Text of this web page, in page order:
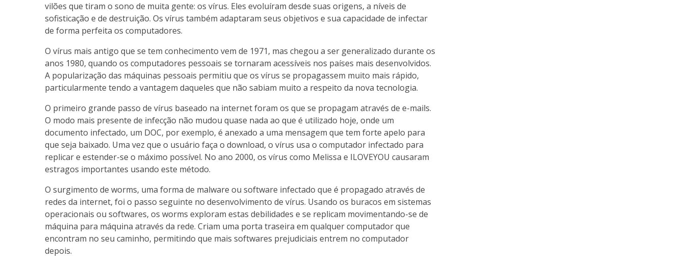
vilões que tiram o sono de muita gente: os vírus. Eles evoluíram desde suas origens, a níveis de
sofisticação e de destruição. Os vírus também adaptaram seus objetivos e sua capacidade de infectar
de forma perfeita os computadores.
O vírus mais antigo que se tem conhecimento vem de 1971, mas chegou a ser generalizado durante os
anos 1980, quando os computadores pessoais se tornaram acessíveis nos países mais desenvolvidos.
A popularização das máquinas pessoais permitiu que os vírus se propagassem muito mais rápido,
particularmente tendo a vantagem daqueles que não sabiam muito a respeito da nova tecnologia.
O primeiro grande passo de vírus baseado na internet foram os que se propagam através de e-mails.
O modo mais presente de infecção não mudou quase nada ao que é utilizado hoje, onde um
documento infectado, um DOC, por exemplo, é anexado a uma mensagem que tem forte apelo para
que seja baixado. Uma vez que o usuário faça o download, o vírus usa o computador infectado para
replicar e estender-se o máximo possível. No ano 2000, os vírus como Melissa e ILOVEYOU causaram
estragos importantes usando este método.
O surgimento de worms, uma forma de malware ou software infectado que é propagado através de
redes da internet, foi o passo seguinte no desenvolvimento de vírus. Usando os buracos em sistemas
operacionais ou softwares, os worms exploram estas debilidades e se replicam movimentando-se de
máquina para máquina através da rede. Criam uma porta traseira em qualquer computador que
encontram no seu caminho, permitindo que mais softwares prejudiciais entrem no computador
depois.